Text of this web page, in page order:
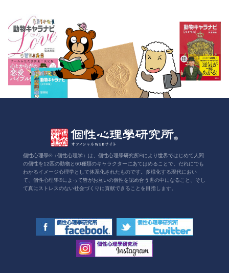
個性心理學®（個性心理学）は、個性心理學研究所®により世界ではじめて人間
の個性を12匹の動物と60種類のキャラクターにあてはめることで、だれにでも
わかるイメージ心理学として体系化されたものです。多様化する現代におい
て、個性心理學®によって皆がお互いの個性を認め合う世の中になること、そし
て真にストレスのない社会づくりに貢献できることを目指します。